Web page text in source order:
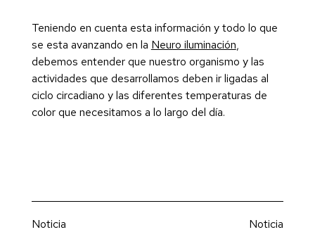
Teniendo en cuenta esta información y todo lo que
se esta avanzando en la Neuro iluminación,
debemos entender que nuestro organismo y las
actividades que desarrollamos deben ir ligadas al
ciclo circadiano y las diferentes temperaturas de
color que necesitamos a lo largo del día.
Noticia
Noticia